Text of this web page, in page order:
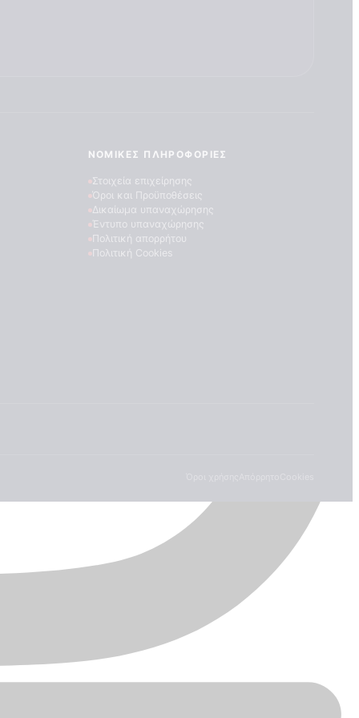
ΝΟΜΙΚΈΣ ΠΛΗΡΟΦΟΡΊΕΣ
Στοιχεία επιχείρησης
Όροι και Προϋποθέσεις
Δικαίωμα υπαναχώρησης
Έντυπο υπαναχώρησης
Πολιτική απορρήτου
Πολιτική Cookies